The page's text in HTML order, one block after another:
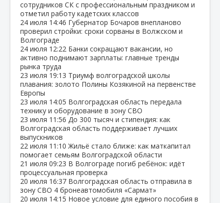
сотрудников СК с профессиональным праздником и
отметил работу кадетских классов
24 июля 14:46 Губернатор Бочаров внепланово
проверил стройки: сроки сорваны в Волжском и
Волгограде
24 июля 12:22 Банки сокращают вакансии, но
активно поднимают зарплаты: главные тренды
рынка труда
23 июля 19:13 Триумф волгоградской школы
плавания: золото Полины Козякиной на первенстве
Европы
23 июля 14:05 Волгоградская область передала
технику и оборудование в зону СВО
23 июля 11:56 До 300 тысяч и стипендия: как
Волгоградская область поддерживает лучших
выпускников
22 июля 11:10 Жильё стало ближе: как маткапитал
помогает семьям Волгоградской области
21 июля 09:23 В Волгограде погиб ребёнок: идёт
процессуальная проверка
20 июля 16:37 Волгоградская область отправила в
зону СВО 4 бронеавтомобиля «Сармат»
20 июля 14:15 Новое условие для единого пособия в